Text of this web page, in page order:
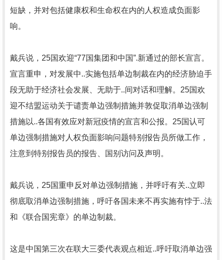
短缺，并对包括健康权和生命权在内的人权造成负面影
响。
戴兵说，25国欢迎“77国集团和中国”.新通过的部长宣言。
宣言重申，对发展中..实施包括单边制裁在内的经济胁迫手
段无助于经济社会发展、无助于..间对话和理解。25国欢
迎不结盟运动关于谴责单边强制措施并敦促取消单边强制
措施以..各国有效应对新冠疫情的宣言和公报。25国认可
单边强制措施对人权负面影响问题特别报告员所做工作，
注意到特别报告员的报告、国别访问及声明。
戴兵说，25国重申反对单边强制措施，并呼吁有关..立即
彻底取消单边强制措施，呼吁各国未来不再实施有悖于..法
和《联合国宪章》的单边制裁。
这是中国第三次在联大三委代表观点相近..呼吁取消单边强